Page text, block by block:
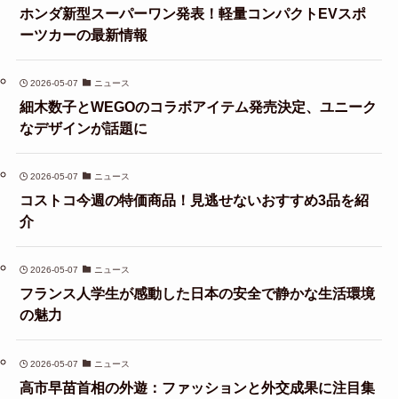
ホンダ新型スーパーワン発表！軽量コンパクトEVスポ
ーツカーの最新情報
2026-05-07 ニュース
細木数子とWEGOのコラボアイテム発売決定、ユニーク
なデザインが話題に
2026-05-07 ニュース
コストコ今週の特価商品！見逃せないおすすめ3品を紹
介
2026-05-07 ニュース
フランス人学生が感動した日本の安全で静かな生活環境
の魅力
2026-05-07 ニュース
高市早苗首相の外遊：ファッションと外交成果に注目集